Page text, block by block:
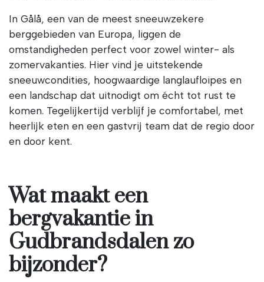
In Gålå, een van de meest sneeuwzekere
berggebieden van Europa, liggen de
omstandigheden perfect voor zowel winter- als
zomervakanties. Hier vind je uitstekende
sneeuwcondities, hoogwaardige langlaufloipes en
een landschap dat uitnodigt om écht tot rust te
komen. Tegelijkertijd verblijf je comfortabel, met
heerlijk eten en een gastvrij team dat de regio door
en door kent.
Wat maakt een
bergvakantie in
Gudbrandsdalen zo
bijzonder?